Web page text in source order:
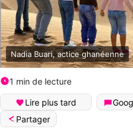
Nadia Buari, actice ghanéenne
1 min de lecture
Lire plus tard
Partager